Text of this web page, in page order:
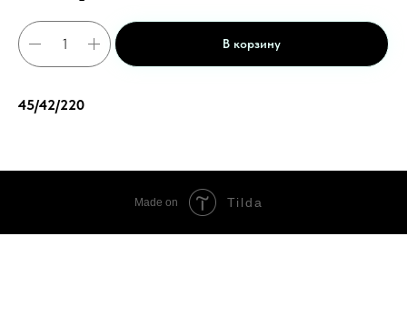
В корзину
45/42/220
Made on Tilda